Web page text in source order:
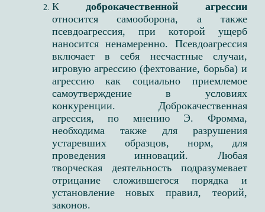
Кдоброкачественной агрессии
относится самооборона, а также
псевдоагрессия, при которой ущерб
наносится ненамеренно. Псевдоагрессия
включает в себя несчастные случаи,
игровую агрессию (фехтование, борьба) и
агрессию как социально приемлемое
самоутверждение в условиях
конкуренции. ​ Доброкачественная
агрессия, по мнению Э. Фромма,
необходима также для разрушения
устаревших образцов, норм, для
проведения инноваций. Любая
творческая деятельность подразумевает
отрицание сложившегося порядка и
установление новых правил, теорий,
законов. ​